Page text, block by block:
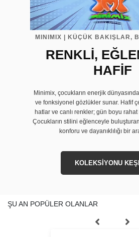
MINIMIX | KÜÇÜK BAKIŞLAR,
RENKLİ,
HAFİF
Minimix, çocukların enerjik
ve fonksiyonel gözlükler sunar. Hafif
hatlar ve canlı renkler; gün boyu
Çocukların stilini eğlenceyle
konforu ve dayanıklılığı bir
KOLEKSİYONU
ŞU AN POPÜLER OLANLAR